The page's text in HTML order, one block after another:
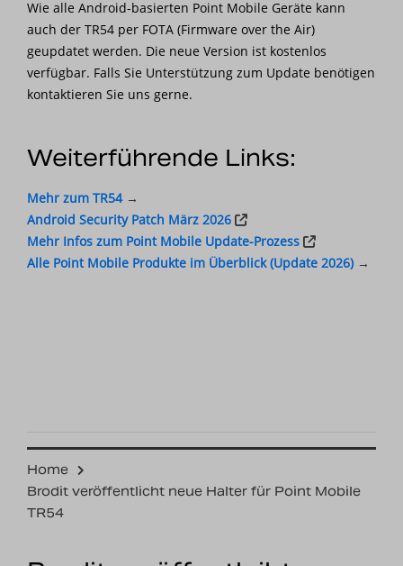
Wie alle Android-basierten Point Mobile Geräte kann
auch der TR54 per FOTA (Firmware over the Air)
geupdatet werden. Die neue Version ist kostenlos
verfügbar. Falls Sie Unterstützung zum Update benötigen
kontaktieren Sie uns gerne.
Weiterführende Links:
Mehr zum TR54→
Android Security Patch März 2026
Mehr Infos zum Point Mobile Update-Prozess
Alle Point Mobile Produkte im Überblick (Update 2026) →
Home
Brodit veröffentlicht neue Halter für Point Mobile
TR54